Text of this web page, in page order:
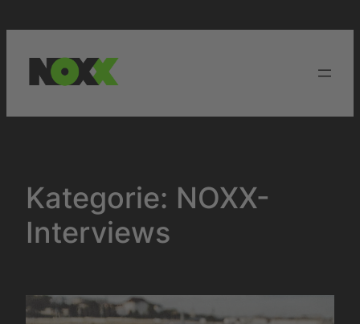
springen
Kategorie: NOXX-
Interviews